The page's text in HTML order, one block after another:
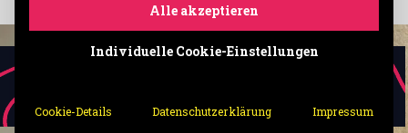
Evil Chamoise Hager
Alle akzeptieren
Individuelle Cookie-Einstellungen
Cookie-Details Datenschutzerklärung Impressum